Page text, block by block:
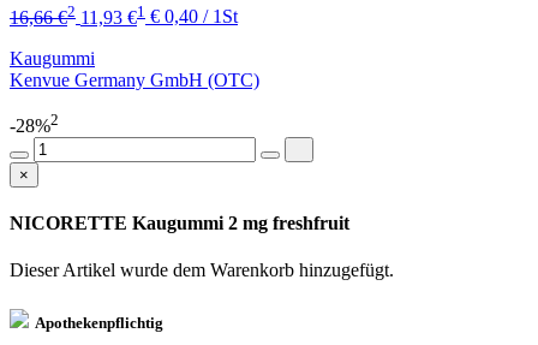
16,66 €2 11,93 €1 € 0,40 / 1St
Kaugummi
Kenvue Germany GmbH (OTC)
-28%2
×
NICORETTE Kaugummi 2 mg freshfruit
Dieser Artikel wurde dem Warenkorb hinzugefügt.
Apothekenpflichtig